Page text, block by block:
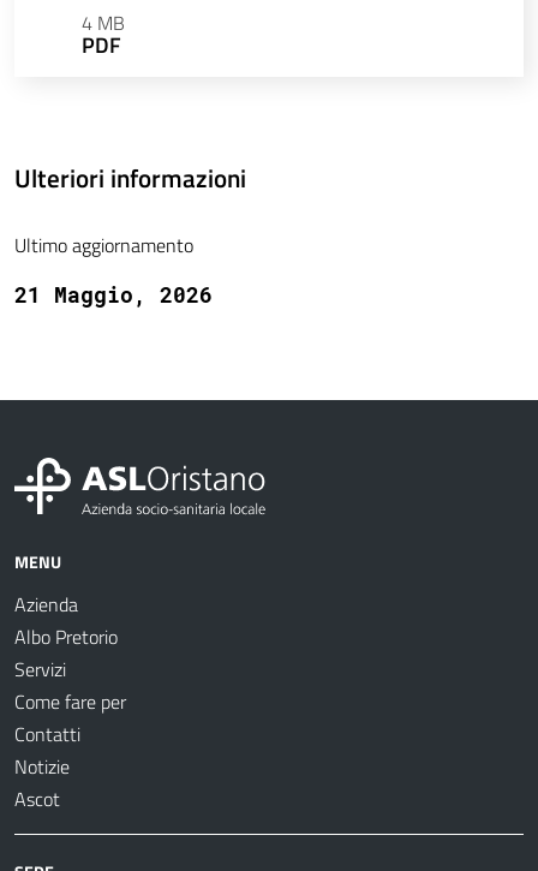
4 MB
PDF
Ulteriori informazioni
Ultimo aggiornamento
21 Maggio, 2026
MENU
Azienda
Albo Pretorio
Servizi
Come fare per
Contatti
Notizie
Ascot